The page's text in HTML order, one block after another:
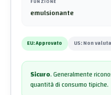
emulsionante
EU:Approvato US:Non
Sicuro.Generalmente
quantità di consumo tipiche.